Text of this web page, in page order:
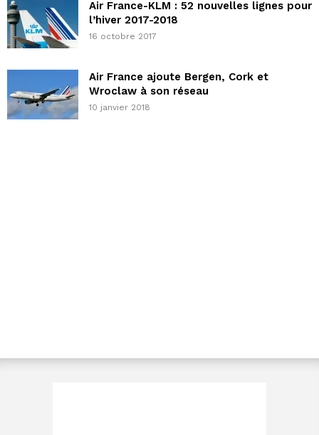
Air France-KLM : 52 nouvelles lignes pour
l’hiver 2017-2018
16 octobre 2017
Air France ajoute Bergen, Cork et
Wroclaw à son réseau
10 janvier 2018